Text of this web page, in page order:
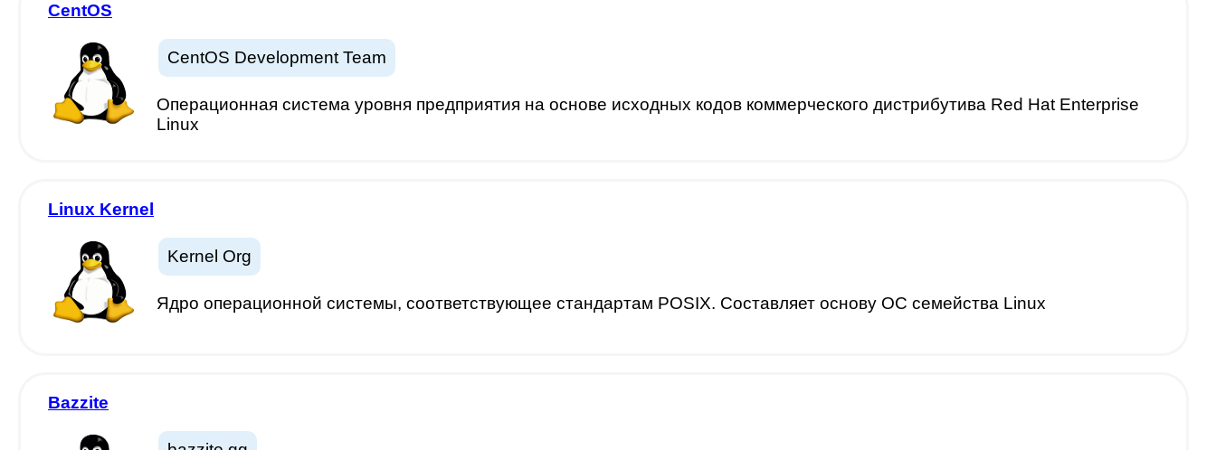
CentOS
CentOS Development Team
Операционная система уровня предприятия на основе исходных кодов коммерческого дистрибутива Red Hat Enterprise
Linux
Linux Kernel
Kernel Org
Ядро операционной системы, соответствующее стандартам POSIX. Составляет основу ОС семейства Linux
Bazzite